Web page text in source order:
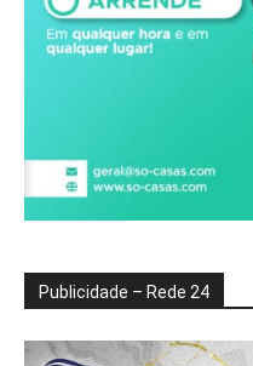
Publicidade – Rede 24